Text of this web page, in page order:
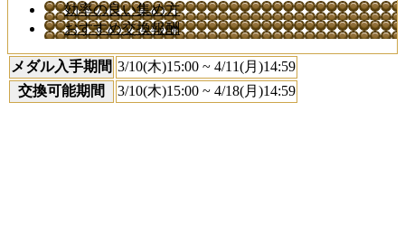
効率の良い集め方
おすすめ交換報酬
メダル入手期間 3/10(木)15:00 ~ 4/11(月)14:59
交換可能期間
3/10(木)15:00 ~ 4/18(月)14:59